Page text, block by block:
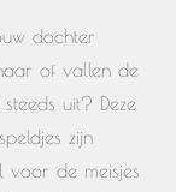
dochter
of vallen de
steeds uit? Deze
zijn
voor de meisjes